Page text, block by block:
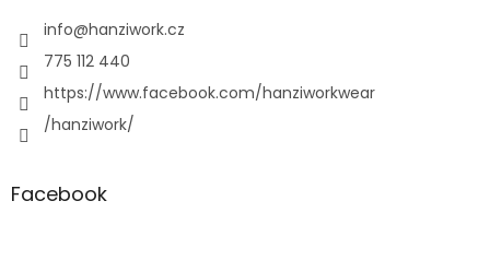
info@hanziwork.cz
775 112 440
https://www.facebook.com/hanziworkwear
/hanziwork/
Facebook